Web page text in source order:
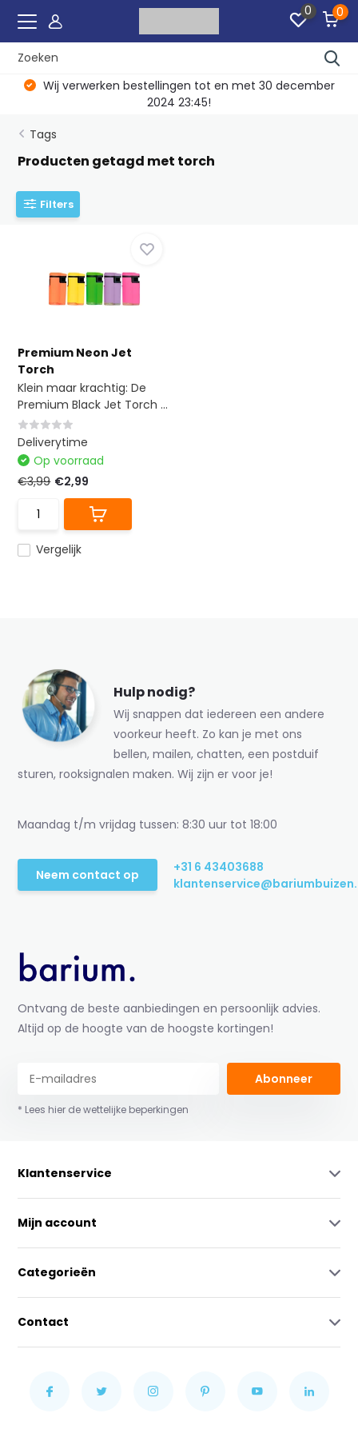
0 0
Wij verwerken bestellingen tot en met 30 december
2024 23:45!
Tags
Producten getagd met torch
Filters
Premium Neon Jet
Torch
Klein maar krachtig: De
Premium Black Jet Torch ...
Vergelijk
Deliverytime
Op voorraad
€3,99 €2,99
Hulp nodig?
Wij snappen dat iedereen een andere
voorkeur heeft. Zo kan je met ons
bellen, mailen, chatten, een postduif
sturen, rooksignalen maken. Wij zijn er voor je!
Maandag t/m vrijdag tussen: 8:30 uur tot 18:00
Neem contact op
+31 6 43403688
Ontvang de beste aanbiedingen en persoonlijk advies.
Altijd op de hoogte van de hoogste kortingen!
Abonneer
* Lees hier de wettelijke beperkingen
Klantenservice
Mijn account
Categorieën
Contact